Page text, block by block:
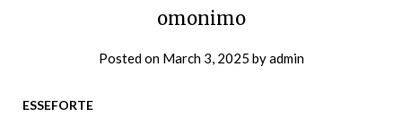
omonimo
Posted on March 3, 2025 byadmin
ESSEFORTE